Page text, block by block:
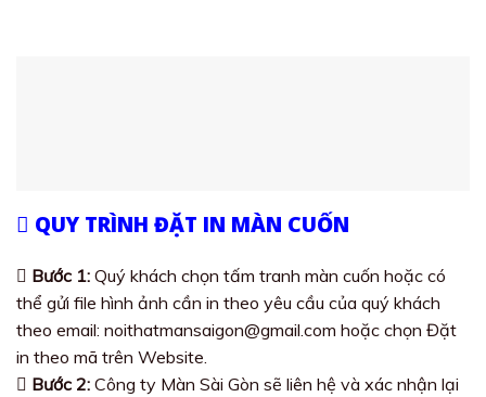
QUY TRÌNH ĐẶT IN MÀN CUỐN
Bước 1: Quý khách chọn tấm tranh màn cuốn hoặc có
thể gửi file hình ảnh cần in theo yêu cầu của quý khách
theo email: noithatmansaigon@gmail.com hoặc chọn Đặt
in theo mã trên Website.
Bước 2: Công ty Màn Sài Gòn sẽ liên hệ và xác nhận lại